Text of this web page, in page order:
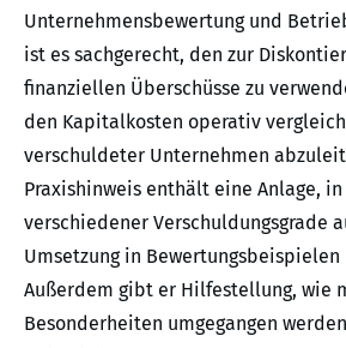
Unternehmensbewertung und
ist es sachgerecht, den zur
finanziellen Überschüsse zu
den Kapitalkosten operativ
verschuldeter Unternehmen
Praxishinweis enthält eine Anlage,
verschiedener Verschuldungsgrade
Umsetzung in
Außerdem gibt er Hilfestellung, wie
Besonderheiten umgegangen